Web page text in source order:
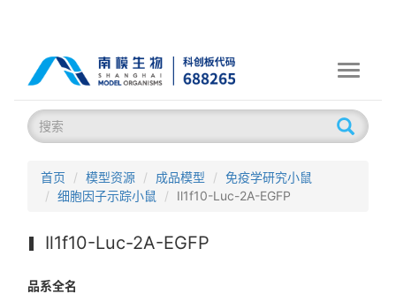
Toggle
首页 模型资源 成品模型
免疫学研究小鼠
细胞因子示踪小鼠
Il1f10-Luc-2A-EGFP
Il1f10-Luc-2A-EGFP
品系全名